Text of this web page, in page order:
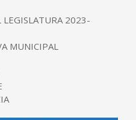
2023-
MUNICIPAL